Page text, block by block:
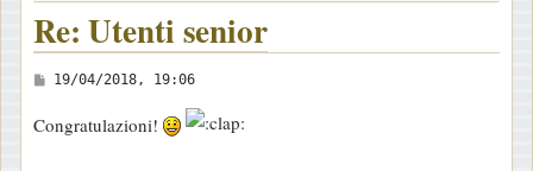
Re: Utenti senior
M
s
19/04/2018, 19:06
Congratulazioni!